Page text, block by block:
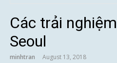
Các trải
Seoul
minhtran August 13, 2018